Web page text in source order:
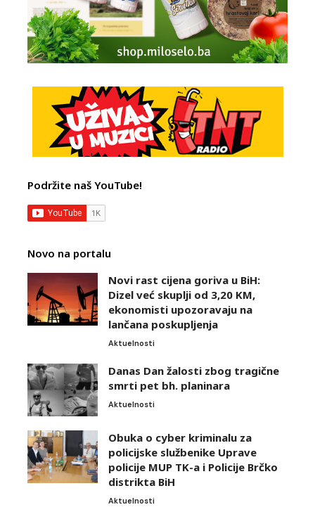
Podržite naš YouTube!
Novo na portalu
Novi rast cijena goriva u BiH:
Dizel već skuplji od 3,20 KM,
ekonomisti upozoravaju na
lančana poskupljenja
Aktuelnosti
Danas Dan žalosti zbog tragične
smrti pet bh. planinara
Aktuelnosti
Obuka o cyber kriminalu za
policijske službenike Uprave
policije MUP TK-a i Policije Brčko
distrikta BiH
Aktuelnosti